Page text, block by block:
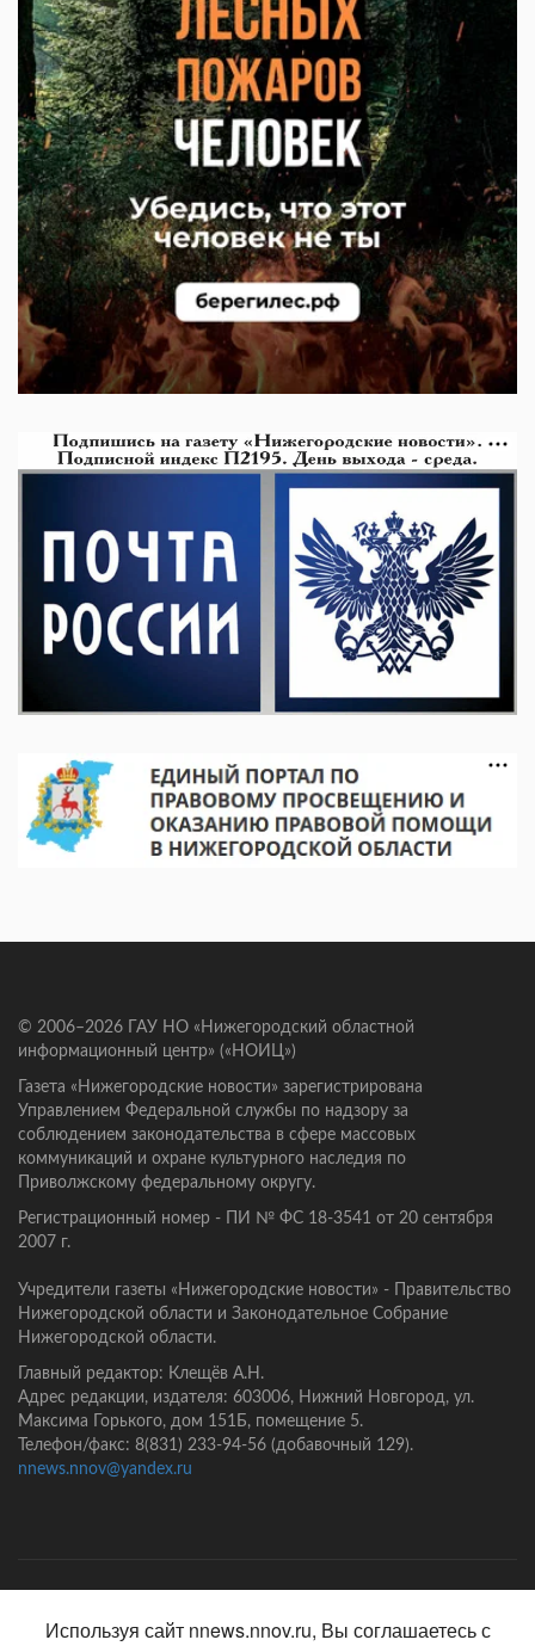
© 2006–2026 ГАУ НО «Нижегородский областной
информационный центр» («НОИЦ»)
Газета «Нижегородские новости» зарегистрирована
Управлением Федеральной службы по надзору за
соблюдением законодательства в сфере массовых
коммуникаций и охране культурного наследия по
Приволжскому федеральному округу.
Регистрационный номер - ПИ № ФС 18-3541 от 20 сентября
2007 г.
Учредители газеты «Нижегородские новости» - Правительство
Нижегородской области и Законодательное Собрание
Нижегородской области.
Главный редактор: Клещёв А.Н.
Адрес редакции, издателя: 603006, Нижний Новгород, ул.
Максима Горького, дом 151Б, помещение 5.
Телефон/факс: 8(831) 233-94-56 (добавочный 129).
nnews.nnov@yandex.ru
Используя сайт nnews.nnov.ru, Вы соглашаетесь с